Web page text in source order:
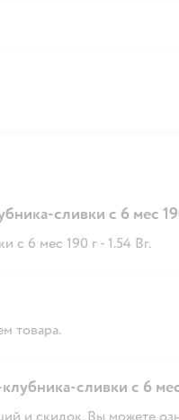
сливки с 6 мес
с 6 мес 190 г - 1.54 Br.
товара.
сливки с 6 мес
и скидок. Вы можете